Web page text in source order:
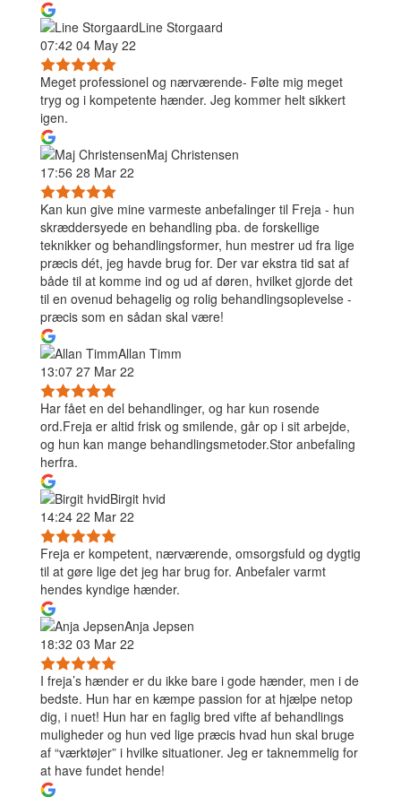
Line Storgaard
07:42 04 May 22
Meget professionel og nærværende- Følte mig meget
tryg og i kompetente hænder. Jeg kommer helt sikkert
igen.
Maj Christensen
17:56 28 Mar 22
Kan kun give mine varmeste anbefalinger til Freja - hun
skræddersyede en behandling pba. de forskellige
teknikker og behandlingsformer, hun mestrer ud fra lige
præcis dét, jeg havde brug for. Der var ekstra tid sat af
både til at komme ind og ud af døren, hvilket gjorde det
til en ovenud behagelig og rolig behandlingsoplevelse -
præcis som en sådan skal være!
Allan Timm
13:07 27 Mar 22
Har fået en del behandlinger, og har kun rosende
ord.Freja er altid frisk og smilende, går op i sit arbejde,
og hun kan mange behandlingsmetoder.Stor anbefaling
herfra.
Birgit hvid
14:24 22 Mar 22
Freja er kompetent, nærværende, omsorgsfuld og dygtig
til at gøre lige det jeg har brug for. Anbefaler varmt
hendes kyndige hænder.
Anja Jepsen
18:32 03 Mar 22
I freja’s hænder er du ikke bare i gode hænder, men i de
bedste. Hun har en kæmpe passion for at hjælpe netop
dig, i nuet! Hun har en faglig bred vifte af behandlings
muligheder og hun ved lige præcis hvad hun skal bruge
af “værktøjer” i hvilke situationer. Jeg er taknemmelig for
at have fundet hende!